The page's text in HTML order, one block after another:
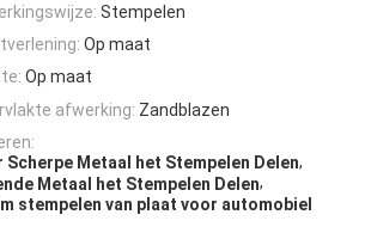
Stempelen
Op maat
Op maat
afwerking: Zandblazen
Scherpe Metaal het Stempelen Delen,
Metaal het Stempelen Delen,
stempelen van plaat voor automobiel